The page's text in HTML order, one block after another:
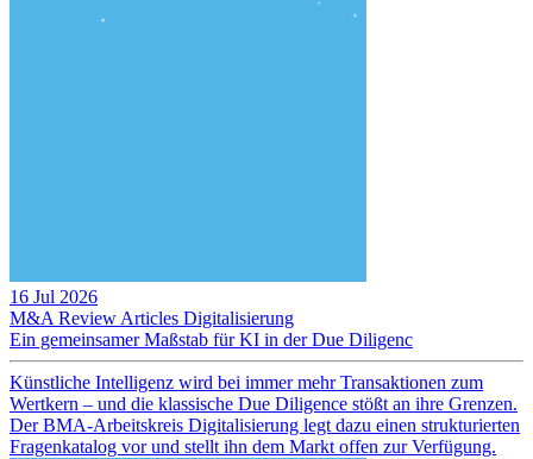
16 Jul 2026
M&A Review Articles Digitalisierung
Ein gemeinsamer Maßstab für KI in der Due Diligenc
Künstliche Intelligenz wird bei immer mehr Transaktionen zum
Wertkern – und die klassische Due Diligence stößt an ihre Grenzen.
Der BMA-Arbeitskreis Digitalisierung legt dazu einen strukturierten
Fragenkatalog vor und stellt ihn dem Markt offen zur Verfügung.